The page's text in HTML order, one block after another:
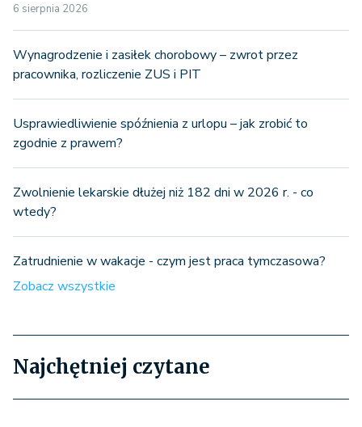
6 sierpnia 2026
Wynagrodzenie i zasiłek chorobowy – zwrot przez
pracownika, rozliczenie ZUS i PIT
Usprawiedliwienie spóźnienia z urlopu – jak zrobić to
zgodnie z prawem?
Zwolnienie lekarskie dłużej niż 182 dni w 2026 r. - co
wtedy?
Zatrudnienie w wakacje - czym jest praca tymczasowa?
Zobacz wszystkie
Najchętniej czytane